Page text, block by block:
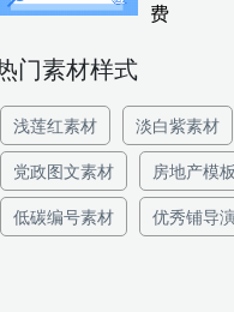
费
门素材样式
浅莲红素材 淡白紫素材
党政图文素材 房地产模
低碳编号素材 优秀铺导